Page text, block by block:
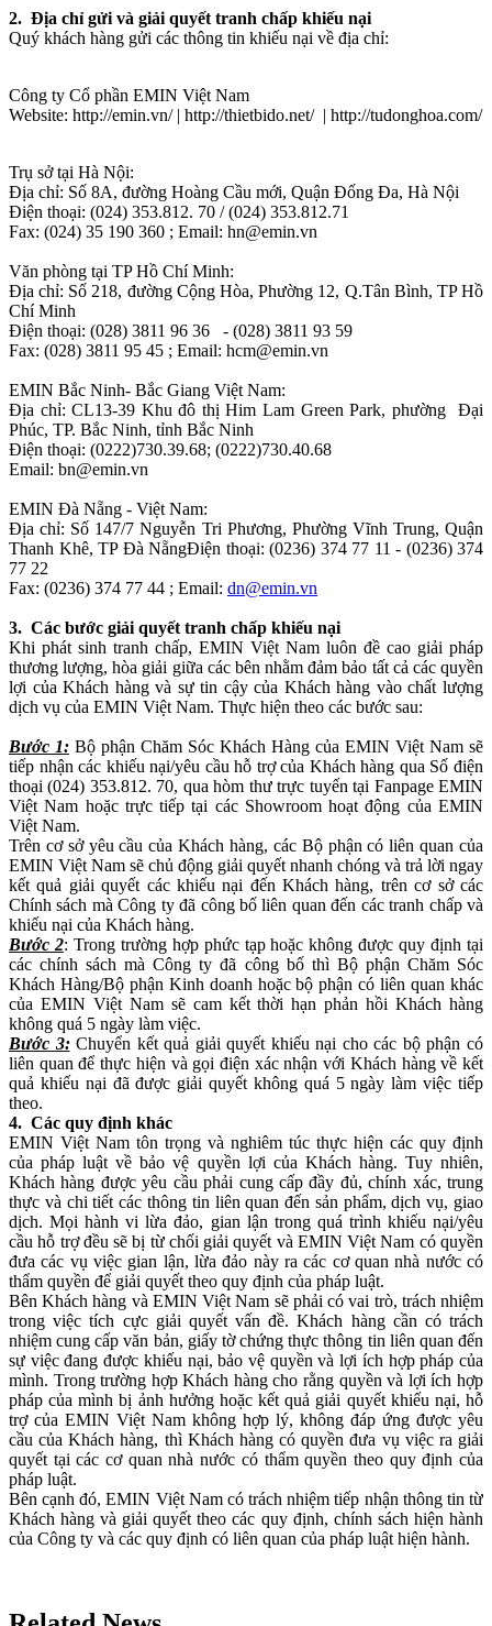
2. Địa chỉ gửi và giải quyết tranh chấp khiếu nại
Quý khách hàng gửi các thông tin khiếu nại về địa chỉ:
Công ty Cổ phần EMIN Việt Nam
Website: http://emin.vn/ | http://thietbido.net/ | http://tudonghoa.com/
Trụ sở tại Hà Nội:
Địa chỉ: Số 8A, đường Hoàng Cầu mới, Quận Đống Đa, Hà Nội
Điện thoại: (024) 353.812. 70 / (024) 353.812.71
Fax: (024) 35 190 360 ; Email: hn@emin.vn
Văn phòng tại TP Hồ Chí Minh:
Địa chỉ: Số 218, đường Cộng Hòa, Phường 12, Q.Tân Bình, TP Hồ
Chí Minh
Điện thoại: (028) 3811 96 36 - (028) 3811 93 59
Fax: (028) 3811 95 45 ; Email: hcm@emin.vn
EMIN Bắc Ninh- Bắc Giang Việt Nam:
Địa chỉ: CL13-39 Khu đô thị Him Lam Green Park, phường Đại
Phúc, TP. Bắc Ninh, tỉnh Bắc Ninh
Điện thoại: (0222)730.39.68; (0222)730.40.68
Email: bn@emin.vn
EMIN Đà Nẵng - Việt Nam:
Địa chỉ: Số 147/7 Nguyễn Tri Phương, Phường Vĩnh Trung, Quận
Thanh Khê, TP Đà NẵngĐiện thoại: (0236) 374 77 11 - (0236) 374
77 22
Fax: (0236) 374 77 44 ; Email: dn@emin.vn
3. Các bước giải quyết tranh chấp khiếu nại
Khi phát sinh tranh chấp, EMIN Việt Nam luôn đề cao giải pháp
thương lượng, hòa giải giữa các bên nhằm đảm bảo tất cả các quyền
lợi của Khách hàng và sự tin cậy của Khách hàng vào chất lượng
dịch vụ của EMIN Việt Nam. Thực hiện theo các bước sau:
Bước 1: Bộ phận Chăm Sóc Khách Hàng của EMIN Việt Nam sẽ
tiếp nhận các khiếu nại/yêu cầu hỗ trợ của Khách hàng qua Số điện
thoại (024) 353.812. 70, qua hòm thư trực tuyến tại Fanpage EMIN
Việt Nam hoặc trực tiếp tại các Showroom hoạt động của EMIN
Việt Nam.
Trên cơ sở yêu cầu của Khách hàng, các Bộ phận có liên quan của
EMIN Việt Nam sẽ chủ động giải quyết nhanh chóng và trả lời ngay
kết quả giải quyết các khiếu nại đến Khách hàng, trên cơ sở các
Chính sách mà Công ty đã công bố liên quan đến các tranh chấp và
khiếu nại của Khách hàng.
Bước 2: Trong trường hợp phức tạp hoặc không được quy định tại
các chính sách mà Công ty đã công bố thì Bộ phận Chăm Sóc
Khách Hàng/Bộ phận Kinh doanh hoặc bộ phận có liên quan khác
của EMIN Việt Nam sẽ cam kết thời hạn phản hồi Khách hàng
không quá 5 ngày làm việc.
Bước 3:Chuyển kết quả giải quyết khiếu nại cho các bộ phận có
liên quan để thực hiện và gọi điện xác nhận với Khách hàng về kết
quả khiếu nại đã được giải quyết không quá 5 ngày làm việc tiếp
theo.
4. Các quy định khác
EMIN Việt Nam tôn trọng và nghiêm túc thực hiện các quy định
của pháp luật về bảo vệ quyền lợi của Khách hàng. Tuy nhiên,
Khách hàng được yêu cầu phải cung cấp đầy đủ, chính xác, trung
thực và chi tiết các thông tin liên quan đến sản phẩm, dịch vụ, giao
dịch. Mọi hành vi lừa đảo, gian lận trong quá trình khiếu nại/yêu
cầu hỗ trợ đều sẽ bị từ chối giải quyết và EMIN Việt Nam có quyền
đưa các vụ việc gian lận, lừa đảo này ra các cơ quan nhà nước có
thẩm quyền để giải quyết theo quy định của pháp luật.
Bên Khách hàng và EMIN Việt Nam sẽ phải có vai trò, trách nhiệm
trong việc tích cực giải quyết vấn đề. Khách hàng cần có trách
nhiệm cung cấp văn bản, giấy tờ chứng thực thông tin liên quan đến
sự việc đang được khiếu nại, bảo vệ quyền và lợi ích hợp pháp của
mình. Trong trường hợp Khách hàng cho rằng quyền và lợi ích hợp
pháp của mình bị ảnh hưởng hoặc kết quả giải quyết khiếu nại, hỗ
trợ của EMIN Việt Nam không hợp lý, không đáp ứng được yêu
cầu của Khách hàng, thì Khách hàng có quyền đưa vụ việc ra giải
quyết tại các cơ quan nhà nước có thẩm quyền theo quy định của
pháp luật.
Bên cạnh đó, EMIN Việt Nam có trách nhiệm tiếp nhận thông tin từ
Khách hàng và giải quyết theo các quy định, chính sách hiện hành
của Công ty và các quy định có liên quan của pháp luật hiện hành.